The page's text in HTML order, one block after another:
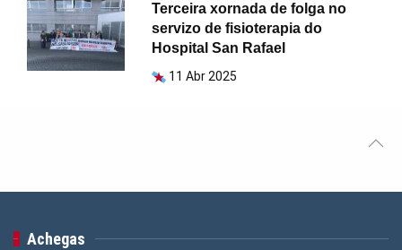
Terceira xornada de folga no
servizo de fisioterapia do
Hospital San Rafael
11 Abr 2025
Achegas